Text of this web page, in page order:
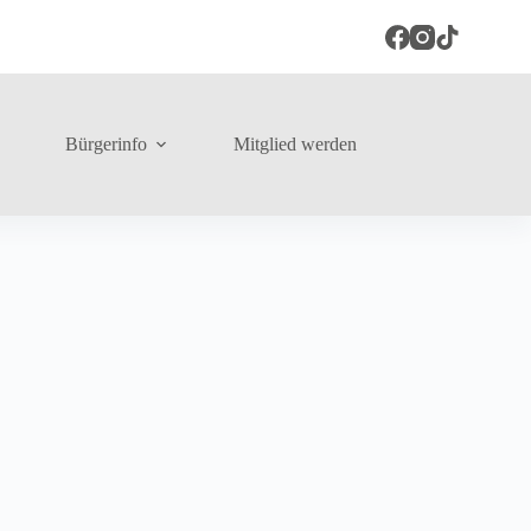
Bürgerinfo Mitglied werden